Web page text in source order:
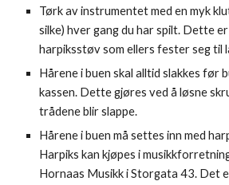
Tørk av instrumentet med en myk
silke) hver gang du har spilt. Dette
harpiksstøv som ellers fester seg til
Hårene i buen skal alltid slakkes før
kassen. Dette gjøres ved å løsne
trådene blir slappe.
Hårene i buen må settes inn med
Harpiks kan kjøpes i
Hornaas Musikk i Storgata 43. Det